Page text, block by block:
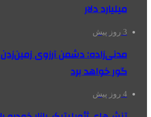
میلیارد دلار
3 روز پیش
مدنی‌زاده: دشمن آرزوی زمین‌زدن
گور خواهد برد
4 روز پیش